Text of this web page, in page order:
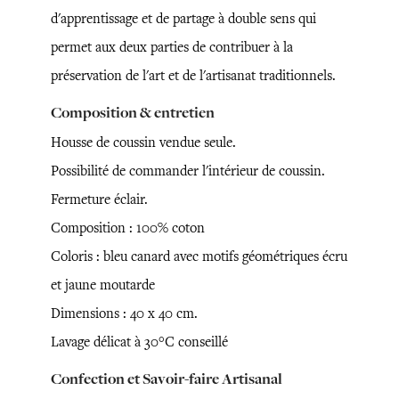
d'apprentissage et de partage à double sens qui
permet aux deux parties de contribuer à la
préservation de l'art et de l'artisanat traditionnels.
Composition & entretien
Housse de coussin vendue seule.
Possibilité de commander l'intérieur de coussin.
Fermeture éclair.
Composition : 100% coton
Coloris : bleu canard avec motifs géométriques écru
et jaune moutarde
Dimensions : 40 x 40 cm.
Lavage délicat à 30°C conseillé
Confection et Savoir-faire Artisanal